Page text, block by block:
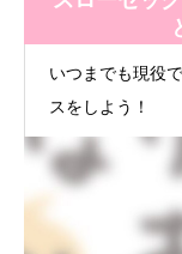
いつまでも現役
スをしよう！